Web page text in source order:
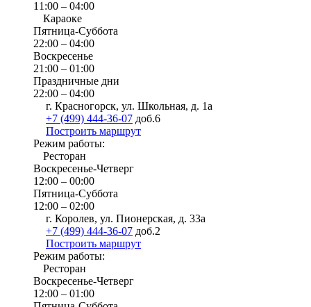
11:00 – 04:00
Караоке
Пятница-Суббота
22:00 – 04:00
Воскресенье
21:00 – 01:00
Праздничные дни
22:00 – 04:00
г. Красногорск, ул. Школьная, д. 1а
+7 (499) 444-36-07 доб.6
Построить маршрут
Режим работы:
Ресторан
Воскресенье-Четверг
12:00 – 00:00
Пятница-Суббота
12:00 – 02:00
г. Королев, ул. Пионерская, д. 33а
+7 (499) 444-36-07 доб.2
Построить маршрут
Режим работы:
Ресторан
Воскресенье-Четверг
12:00 – 01:00